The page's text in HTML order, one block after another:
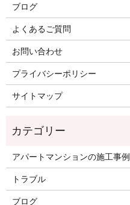
ブログ
よくあるご質問
お問い合わせ
プライバシーポリシー
サイトマップ
アパートマンションの施工事例
トラブル
ブログ